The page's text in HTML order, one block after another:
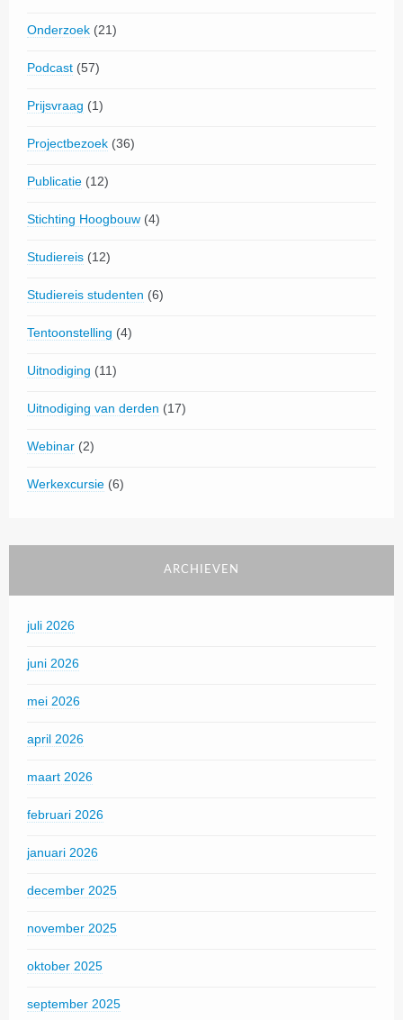
Onderzoek (21)
Podcast (57)
Prijsvraag (1)
Projectbezoek (36)
Publicatie (12)
Stichting Hoogbouw (4)
Studiereis (12)
Studiereis studenten (6)
Tentoonstelling (4)
Uitnodiging (11)
Uitnodiging van derden (17)
Webinar (2)
Werkexcursie (6)
ARCHIEVEN
juli 2026
juni 2026
mei 2026
april 2026
maart 2026
februari 2026
januari 2026
december 2025
november 2025
oktober 2025
september 2025